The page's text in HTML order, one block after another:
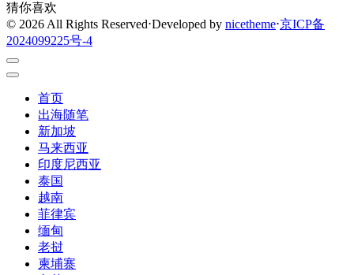
猜你喜欢
© 2026 All Rights Reserved⋅Developed by nicetheme⋅京ICP备
2024099225号-4
首页
出海随笔
新加坡
马来西亚
印度尼西亚
泰国
越南
菲律宾
缅甸
老挝
柬埔寨